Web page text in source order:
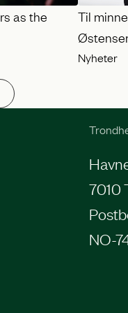
as the
Til
Nyheter
7010
NO-